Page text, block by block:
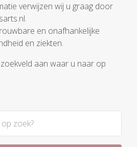
verwijzen wij u graag door
en onafhankelijke
en ziekten.
aan waar u naar op